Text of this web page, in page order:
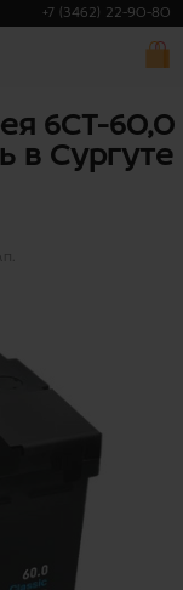
+7 (3462) 22-90-80
6СТ-60,0
в Сургуте